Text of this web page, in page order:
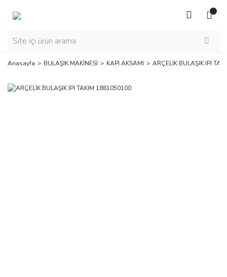
Anasayfa BULAŞIK MAKİNESİ KAPI AKSAMI ARÇELİK BULAŞIK İPİ